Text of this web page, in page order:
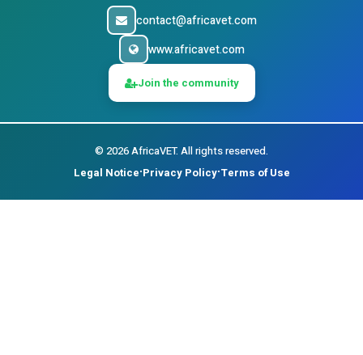
contact@africavet.com
www.africavet.com
Join the community
© 2026AfricaVET. All rights reserved.
Legal Notice•Privacy Policy•Terms of Use